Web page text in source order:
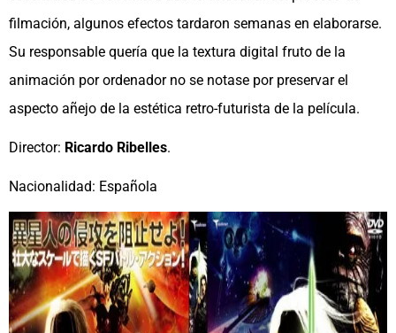
filmación, algunos efectos tardaron semanas en elaborarse.
Su responsable quería que la textura digital fruto de la
animación por ordenador no se notase por preservar el
aspecto añejo de la estética retro-futurista de la película.
Director: Ricardo Ribelles.
Nacionalidad: Española